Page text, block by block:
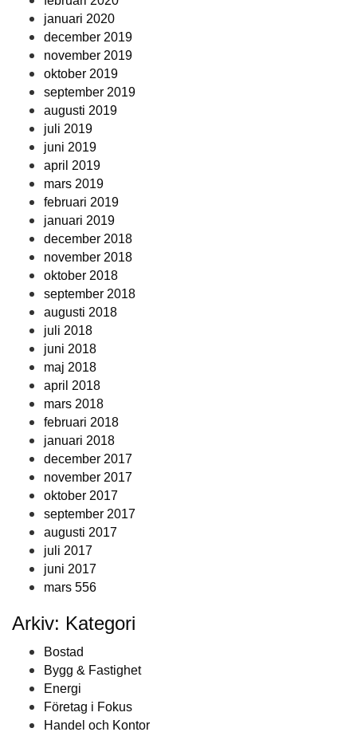
januari 2020
december 2019
november 2019
oktober 2019
september 2019
augusti 2019
juli 2019
juni 2019
april 2019
mars 2019
februari 2019
januari 2019
december 2018
november 2018
oktober 2018
september 2018
augusti 2018
juli 2018
juni 2018
maj 2018
april 2018
mars 2018
februari 2018
januari 2018
december 2017
november 2017
oktober 2017
september 2017
augusti 2017
juli 2017
juni 2017
mars 556
Arkiv: Kategori
Bostad
Bygg & Fastighet
Energi
Företag i Fokus
Handel och Kontor